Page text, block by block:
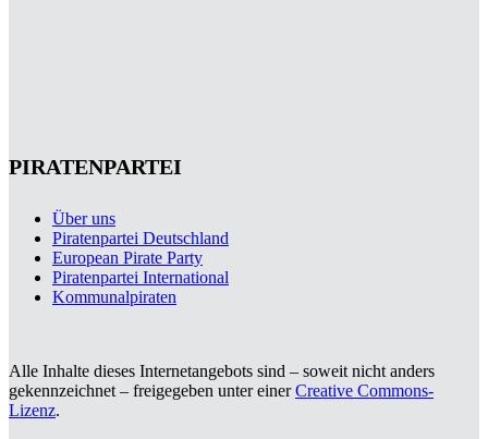
PIRATENPARTEI
Über uns
Piratenpartei Deutschland
European Pirate Party
Piratenpartei International
Kommunalpiraten
Alle Inhalte dieses Internetangebots sind – soweit nicht anders
gekennzeichnet – freigegeben unter einerCreative Commons-
Lizenz.